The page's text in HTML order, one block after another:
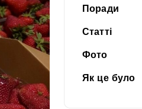
Поради
Статті
Фото
Як це було